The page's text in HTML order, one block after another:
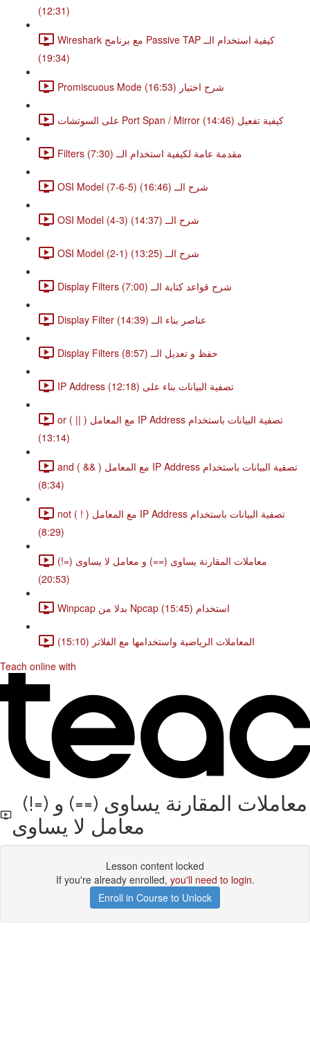
(12:31)
Wireshark مع برنامج Passive TAP كيفية استخدام الــ
(19:34)
Promiscuous Mode شرح اختيار (16:53)
على السوتشات Port Span / Mirror كيفية تفعيل (14:46)
Filters مقدمة عامة لكيفية استخدام الــ (7:30)
OSI Model (7-6-5) شرح الــ (16:46)
OSI Model (4-3) شرح الــ (14:37)
OSI Model (2-1) شرح الــ (13:25)
Display Filters شرح قواعد كتابة الــ (7:00)
Display Filter عناصر بناء الــ (14:39)
Display Filters حفظ و تعديل الــ (8:57)
IP Address تصفية البيانات بناء على (12:18)
or ( || ) مع المعامل IP Address تصفية البيانات باستخدام
(13:14)
and ( && ) مع المعامل IP Address تصفية البيانات باستخدام
(8:34)
not ( ! ) مع المعامل IP Address تصفية البيانات باستخدام
(8:29)
(!=) معاملات المقارنة يساوى (==) و معامل لا يساوى
(20:53)
Winpcap بدلا من Npcap استخدام (15:45)
المعاملات الرياضية واستخدامها مع الفلاتر (15:10)
Teach online with
(!=) معاملات المقارنة يساوى (==) و
معامل لا يساوى
Lesson content locked
If you're already enrolled, you'll need to login.
Enroll in Course to Unlock